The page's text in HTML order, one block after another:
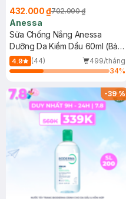
432.000 ₫702.000 ₫
Anessa
Sữa Chống Nắng Anessa
Dưỡng Da Kiềm Dầu 60ml (Bản
Mới)
4.9 (44)
499/tháng
34%
-39%